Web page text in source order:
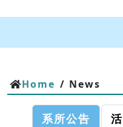
Home / News
系所公告